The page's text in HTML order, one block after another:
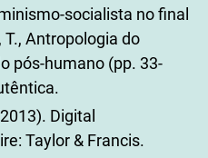
socialista no final
T., Antropologia do
pós-humano (pp. 33-
Digital
Taylor & Francis.